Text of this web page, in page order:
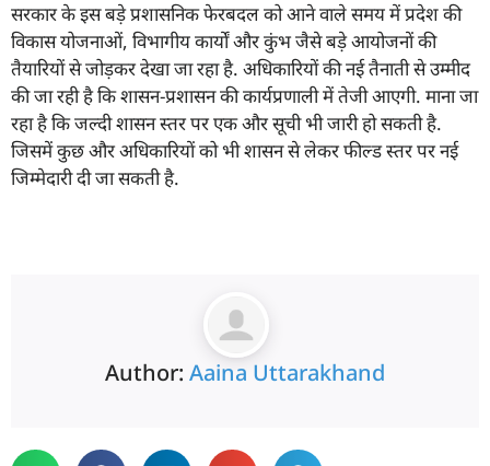
सरकार के इस बड़े प्रशासनिक फेरबदल को आने वाले समय में प्रदेश की
विकास योजनाओं, विभागीय कार्यों और कुंभ जैसे बड़े आयोजनों की
तैयारियों से जोड़कर देखा जा रहा है. अधिकारियों की नई तैनाती से उम्मीद
की जा रही है कि शासन-प्रशासन की कार्यप्रणाली में तेजी आएगी. माना जा
रहा है कि जल्दी शासन स्तर पर एक और सूची भी जारी हो सकती है.
जिसमें कुछ और अधिकारियों को भी शासन से लेकर फील्ड स्तर पर नई
जिम्मेदारी दी जा सकती है.
Author: Aaina Uttarakhand